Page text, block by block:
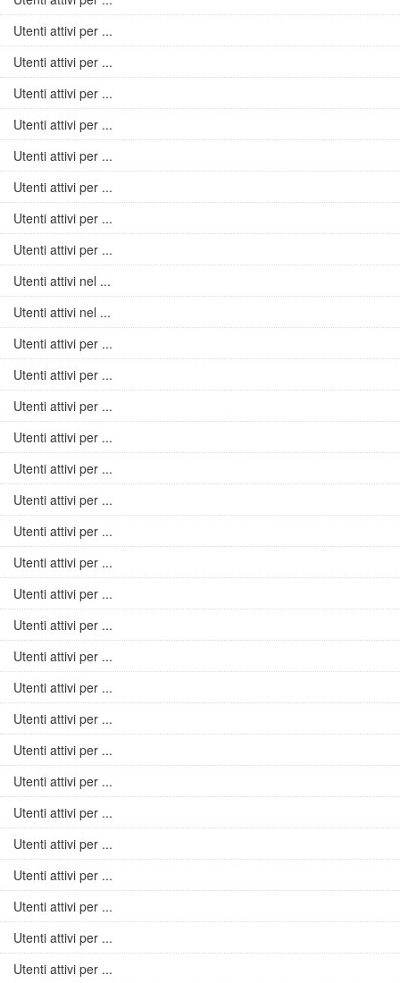
Utenti attivi per ...
Utenti attivi per ...
Utenti attivi per ...
Utenti attivi per ...
Utenti attivi per ...
Utenti attivi per ...
Utenti attivi per ...
Utenti attivi per ...
Utenti attivi nel ...
Utenti attivi nel ...
Utenti attivi per ...
Utenti attivi per ...
Utenti attivi per ...
Utenti attivi per ...
Utenti attivi per ...
Utenti attivi per ...
Utenti attivi per ...
Utenti attivi per ...
Utenti attivi per ...
Utenti attivi per ...
Utenti attivi per ...
Utenti attivi per ...
Utenti attivi per ...
Utenti attivi per ...
Utenti attivi per ...
Utenti attivi per ...
Utenti attivi per ...
Utenti attivi per ...
Utenti attivi per ...
Utenti attivi per ...
Utenti attivi per ...